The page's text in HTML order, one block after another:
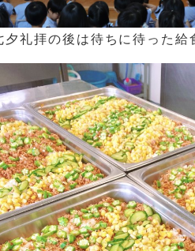
夕礼拝の後は待ちに待った給